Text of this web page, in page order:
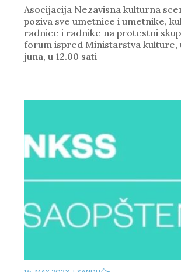
Asocijacija Nezavisna kulturna
poziva sve umetnice i umetnike,
radnice i radnike na protestni
forum ispred Ministarstva kulture,
juna, u 12.00 sati